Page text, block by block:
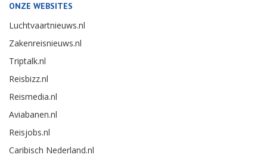
ONZE WEBSITES
Luchtvaartnieuws.nl
Zakenreisnieuws.nl
Triptalk.nl
Reisbizz.nl
Reismedia.nl
Aviabanen.nl
Reisjobs.nl
Caribisch Nederland.nl